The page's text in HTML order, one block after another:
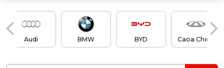
Audi BMW BYD Caoa Chery